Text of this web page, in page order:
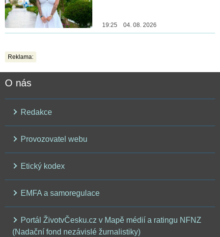
19:25 04. 08. 2026
Reklama:
O nás
Redakce
Provozovatel webu
Etický kodex
EMFA a samoregulace
Portál ŽivotvČesku.cz v Mapě médií a ratingu NFNZ
(Nadační fond nezávislé žurnalistiky)